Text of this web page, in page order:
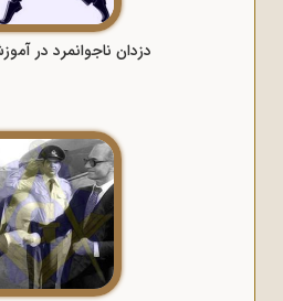
دزدان ناجوانمرد در